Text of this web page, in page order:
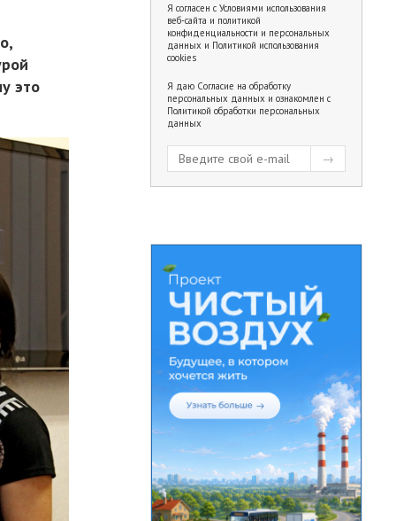
это
Я согласен с Условиями использования
веб-сайта и политикой
конфиденциальности и персональных
данных и Политикой использования
cookies
Я даю Согласие на обработку
персональных данных и ознакомлен с
Политикой обработки персональных
данных